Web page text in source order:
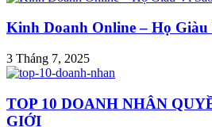
Kinh Doanh Online – Họ Giàu
3 Tháng 7, 2025
TOP 10 DOANH NHÂN
GIỚI